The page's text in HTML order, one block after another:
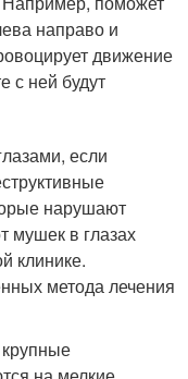
направо и
движение
с ней будут
если
нарушают
мушек в глазах
клинике.
метода лечения